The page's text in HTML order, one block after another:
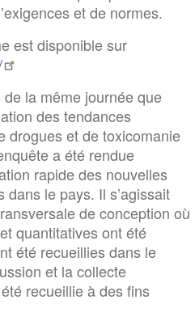
et de normes.
est disponible sur
de la même journée que
des tendances
drogues et de toxicomanie
a été rendue
rapide des nouvelles
le pays. Il s’agissait
de conception où
quantitatives ont été
été recueillies dans le
et la collecte
recueillie à des fins